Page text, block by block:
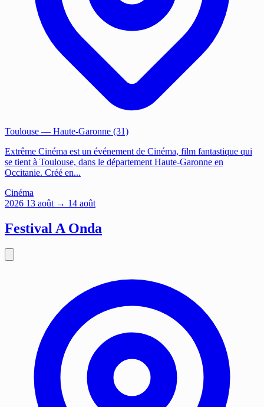
Toulouse — Haute-Garonne (31)
Extrême Cinéma est un événement de Cinéma, film fantastique qui
se tient à Toulouse, dans le département Haute-Garonne en
Occitanie. Créé en...
Cinéma
2026 13 août → 14 août
Festival A Onda